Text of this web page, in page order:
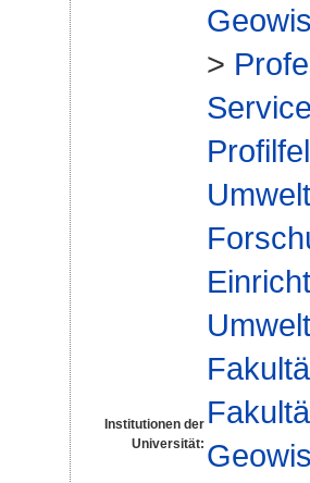
Institutionen der
Universität:
>